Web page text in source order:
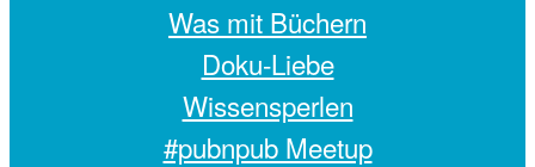
Was mit Büchern
Doku-Liebe
Wissensperlen
#pubnpub Meetup